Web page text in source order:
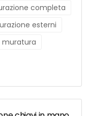
completa
esterni